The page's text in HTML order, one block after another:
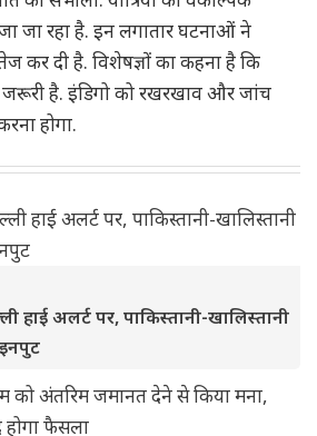
जा रहा है. इन लगातार घटनाओं ने
तेज कर दी है. विशेषज्ञों का कहना है कि
जरूरी है. इंडिगो को रखरखाव और जांच
होगा.
हाई अलर्ट पर, पाकिस्तानी-खालिस्तानी